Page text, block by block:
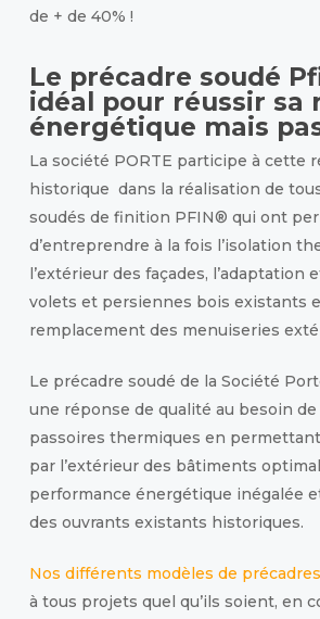
de + de 40% !
Le précadre soudé
idéal pour réussir sa
énergétique mais
La société PORTE participe à cette
historique dans la réalisation de
soudés de finition PFIN® qui ont
d’entreprendre à la fois l’isolation
l’extérieur des façades, l’adaptation
volets et persiennes bois existants
remplacement des menuiseries
Le précadre soudé de la Société
une réponse de qualité au besoin
passoires thermiques en
par l’extérieur des bâtiments
performance énergétique inégalée
des ouvrants existants historiques.
Nos différents modèles de précadres
à tous projets quel qu’ils soient, en